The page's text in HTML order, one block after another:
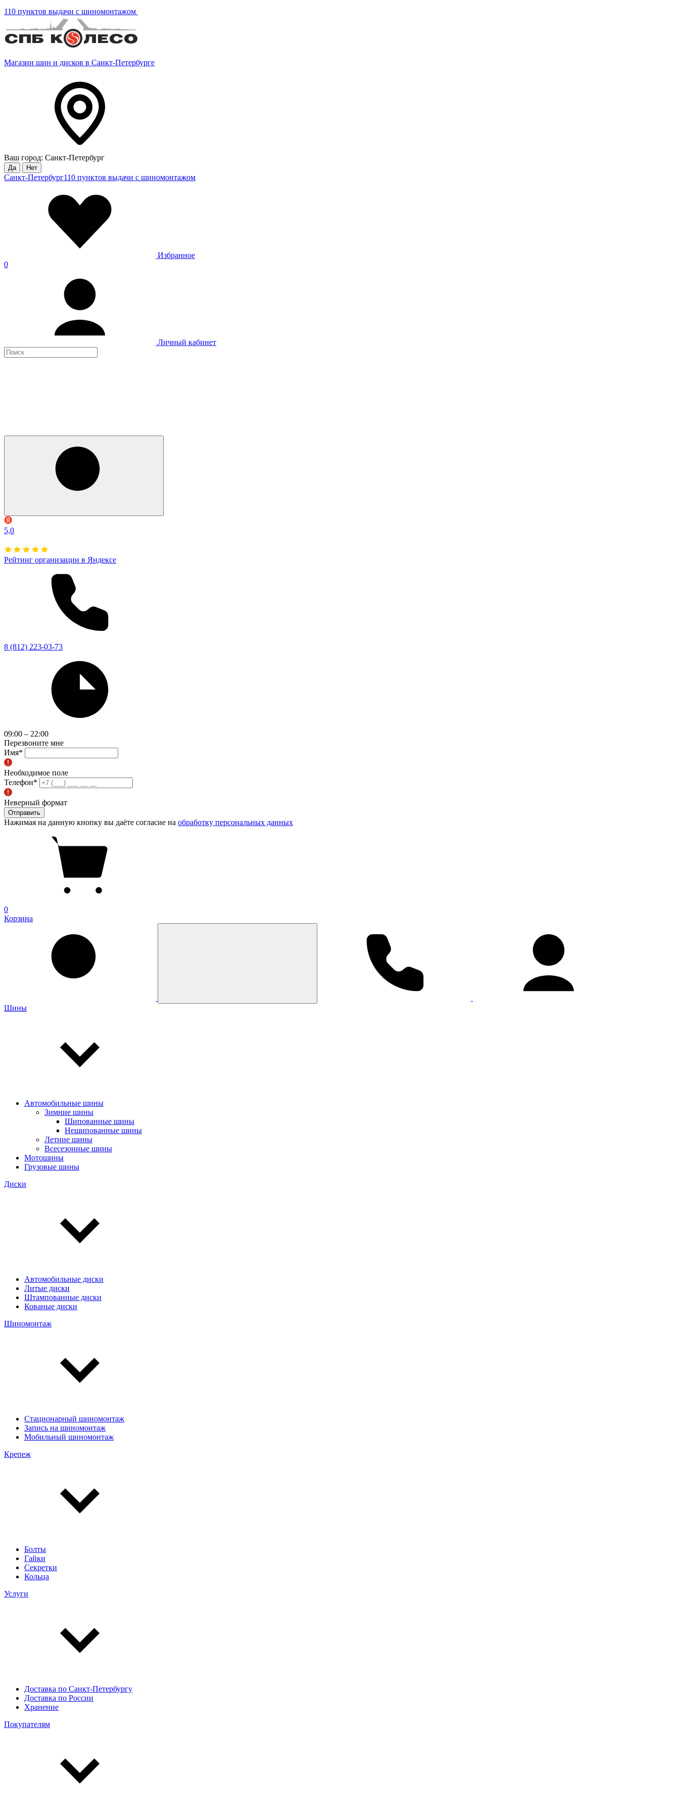
110 пунктов выдачи с шиномонтажом
Магазин шин и дисков в Санкт-Петербурге
Ваш город: Санкт-Петербург
Да Нет
Санкт-Петербург110 пунктов выдачи с шиномонтажом
Избранное
0
Личный кабинет
5,0
Рейтинг организации в Яндексе
8 (812) 223-03-73
09:00 – 22:00
Перезвоните мне
Имя*
Необходимое поле
Телефон*
Неверный формат
Отправить
Нажимая на данную кнопку вы даёте согласие на обработку персональных данных
0
Корзина
Шины
Автомобильные шины
Зимние шины
Шипованные шины
Нешипованные шины
Летние шины
Всесезонные шины
Мотошины
Грузовые шины
Диски
Автомобильные диски
Литые диски
Штампованные диски
Кованые диски
Шиномонтаж
Стационарный шиномонтаж
Запись на шиномонтаж
Мобильный шиномонтаж
Крепеж
Болты
Гайки
Секретки
Кольца
Услуги
Доставка по Санкт-Петербургу
Доставка по России
Хранение
Покупателям